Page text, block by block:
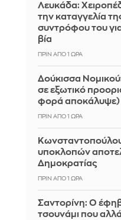
Λευκάδα:
την καταγγελία
συντρόφου του
βία
ΠΡΙΝ ΑΠΌ 1 ΏΡΑ
Δούκισσα
σε εξωτικό
φορά αποκάλυψε)
ΠΡΙΝ ΑΠΌ 1 ΏΡΑ
υποκλοπών
Δημοκρατίας
ΠΡΙΝ ΑΠΌ 1 ΏΡΑ
Σαντορίνη: Ο
τσουνάμι που